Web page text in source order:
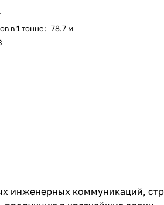
в 1 тонне: 78.7 м
инженерных коммуникаций,